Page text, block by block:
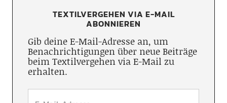
TEXTILVERGEHEN VIA E-MAIL
ABONNIEREN
Gib deine E-Mail-Adresse an, um
Benachrichtigungen über neue Beiträge
beim Textilvergehen via E-Mail zu
erhalten.